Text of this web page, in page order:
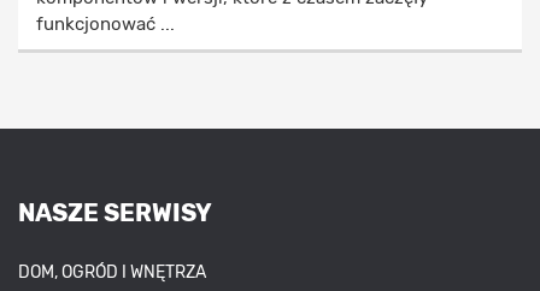
funkcjonować ...
NASZE SERWISY
DOM, OGRÓD I WNĘTRZA